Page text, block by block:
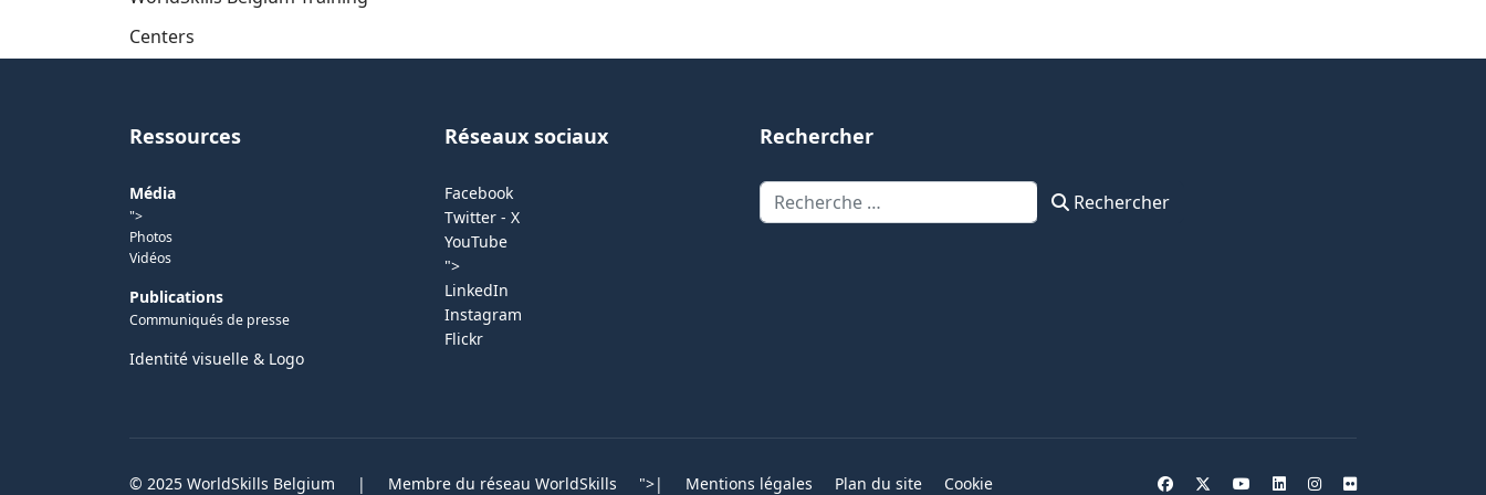
Centers
Ressources
Média
">
Photos
Vidéos
Publications
Communiqués de presse
Identité visuelle & Logo
Réseaux sociaux
Facebook
Twitter - X
YouTube
">
LinkedIn
Instagram
Flickr
Rechercher
Rechercher Rechercher
© 2025 WorldSkills Belgium | Membre du réseau WorldSkills ">| Mentions légales Plan du site Cookie